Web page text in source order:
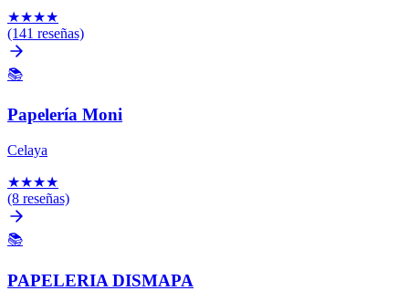
★★★★
(141 reseñas)
📚
Papelería Moni
Celaya
★★★★
(8 reseñas)
📚
PAPELERIA DISMAPA